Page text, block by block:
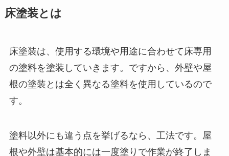
床塗装とは
床塗装は、使用する環境や用途に合わせて床専用
の塗料を塗装していきます。ですから、外壁や屋
根の塗装とは全く異なる塗料を使用しているので
す。
塗料以外にも違う点を挙げるなら、工法です。屋
根や外壁は基本的には一度塗りで作業が終了しま